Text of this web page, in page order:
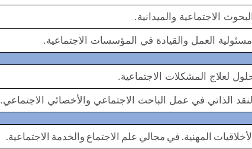
الاجتماعية والميدانية.
العمل والقيادة في المؤسسات الاجتماعية.
لعلاج المشكلات الاجتماعية.
الذاتي في عمل الباحث الاجتماعي والأخصائي الاجتماعي.
المهنية. في مجالي علم الاجتماع والخدمة الاجتماعية.